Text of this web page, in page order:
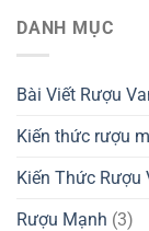
DANH MỤC
Bài Viết Rượu
Kiến thức rượu
Kiến Thức Rượu
Rượu Mạnh (3)